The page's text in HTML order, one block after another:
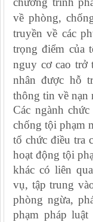
về phòng,
truyền về các
trọng điểm của
nguy cơ cao trở
nhân được hỗ
thông tin về nạn
Các ngành
chống tội phạm
tổ chức điều tra
hoạt động tội
khác có liên
vụ, tập trung
phòng ngừa,
phạm pháp